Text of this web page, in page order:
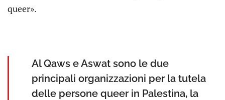
queer».
Al Qaws e Aswat sono le due
principali organizzazioni per la tutela
delle persone queer in Palestina, la